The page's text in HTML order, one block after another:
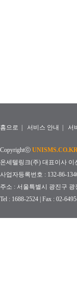
홈으로 서비스 안내 서
Copyrightⓒ
온세텔링크(주) 대표이사 이
사업자등록번호 : 132-86-
주소 : 서울특별시 광진구 광
Tel : 1688-2524 | Fax : 02-